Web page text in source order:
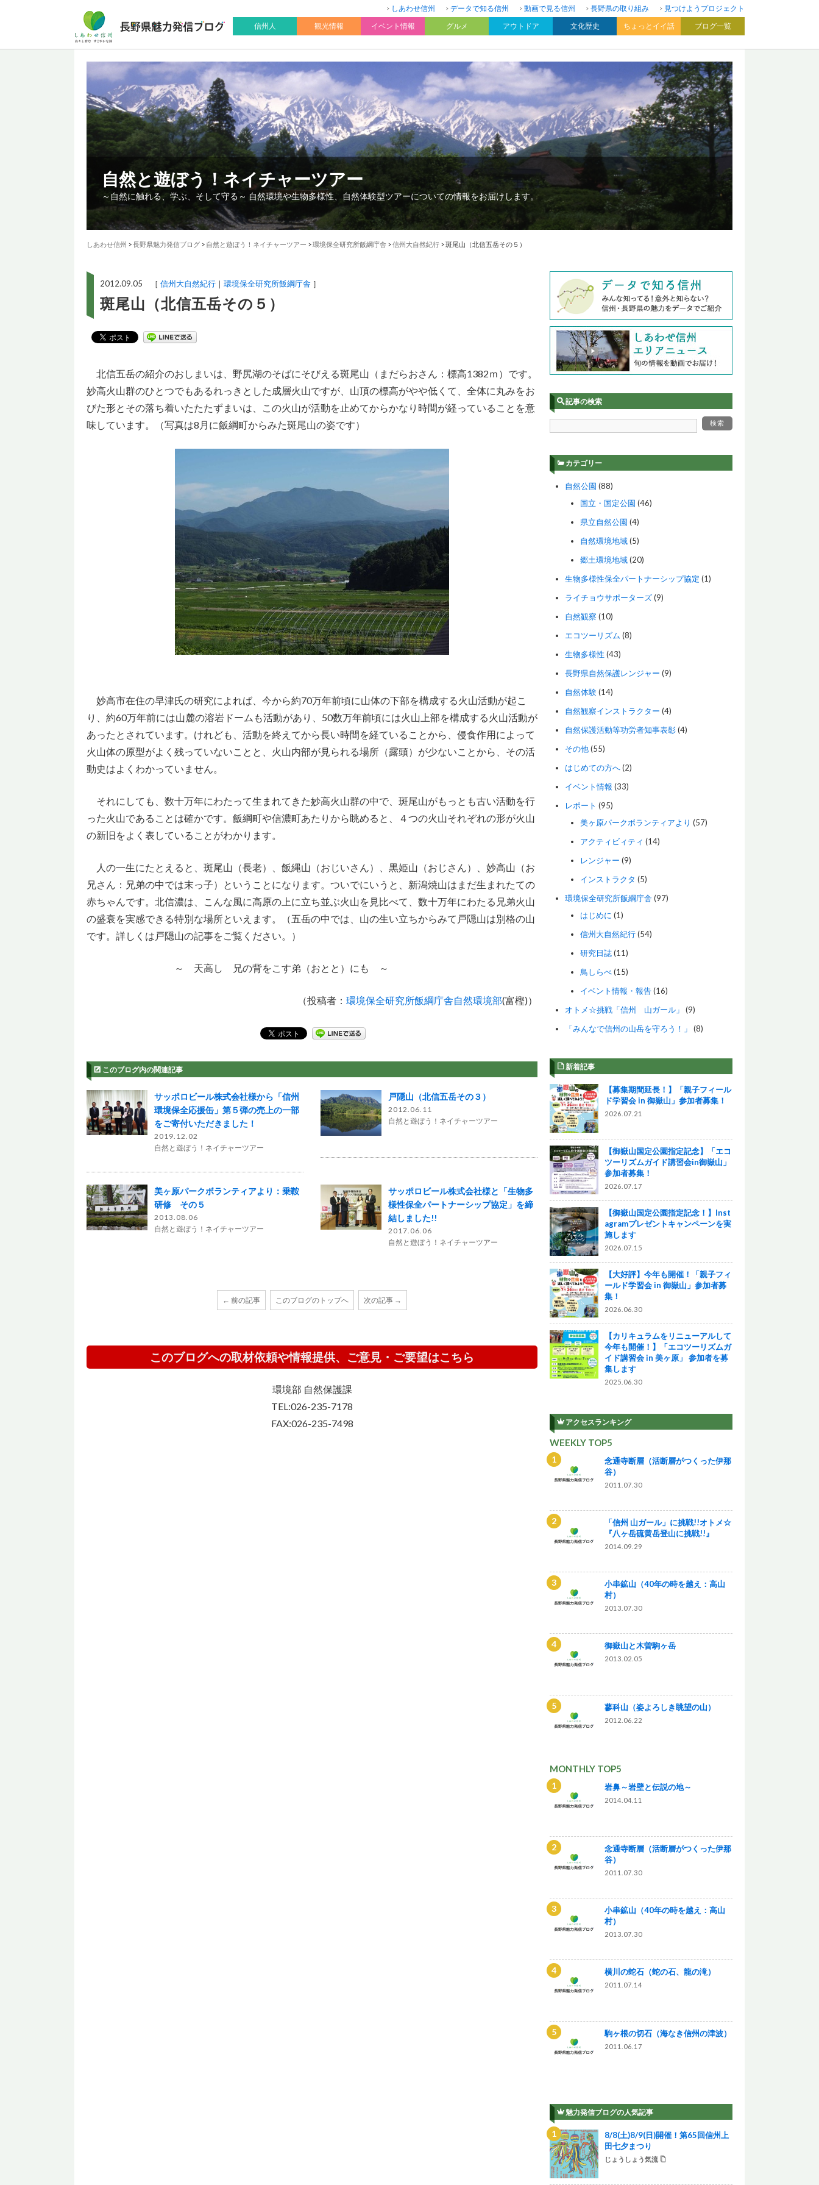
しあわせ信州 データで知る信州 動画で見る信州 長野県の取り組み
見つけようプロジェクト
信州人
観光情報 イベント情報 グルメ アウトドア 文化歴史 ちょっとイイ話 ブログ一覧
自然と遊ぼう！ネイチャーツアー
～自然に触れる、学ぶ、そして守る～ 自然環境や生物多様性、自然体験型ツアーについての情報をお届けします。
しあわせ信州 >長野県魅力発信ブログ > 自然と遊ぼう！ネイチャーツアー >環境保全研究所飯綱庁舎 >信州大自然紀行 >斑尾山（北信五岳その５）
2012.09.05 ［ 信州大自然紀行 環境保全研究所飯綱庁舎 ］
斑尾山（北信五岳その５）
北信五岳の紹介のおしまいは、野尻湖のそばにそびえる斑尾山（まだらおさん：標高1382ｍ）です。
妙高火山群のひとつでもあるれっきとした成層火山ですが、山頂の標高がやや低くて、全体に丸みをお
びた形とその落ち着いたたたずまいは、この火山が活動を止めてからかなり時間が経っていることを意
味しています。（写真は8月に飯綱町からみた斑尾山の姿です）
妙高市在住の早津氏の研究によれば、今から約70万年前頃に山体の下部を構成する火山活動が起こ
り、約60万年前には山麓の溶岩ドームも活動があり、50数万年前頃には火山上部を構成する火山活動が
あったとされています。けれども、活動を終えてから長い時間を経ていることから、侵食作用によって
火山体の原型がよく残っていないことと、火山内部が見られる場所（露頭）が少ないことから、その活
動史はよくわかっていません。
それにしても、数十万年にわたって生まれてきた妙高火山群の中で、斑尾山がもっとも古い活動を行
った火山であることは確かです。飯綱町や信濃町あたりから眺めると、４つの火山それぞれの形が火山
の新旧をよく表していることがわかります。
人の一生にたとえると、斑尾山（長老）、飯縄山（おじいさん）、黒姫山（おじさん）、妙高山（お
兄さん：兄弟の中では末っ子）ということになります。ついでにいうと、新潟焼山はまだ生まれたての
赤ちゃんです。北信濃は、こんな風に高原の上に立ち並ぶ火山を見比べて、数十万年にわたる兄弟火山
の盛衰を実感できる特別な場所といえます。（五岳の中では、山の生い立ちからみて戸隠山は別格の山
です。詳しくは戸隠山の記事をご覧ください。）
～ 天高し 兄の背をこす弟（おとと）にも ～
（投稿者： 環境保全研究所飯綱庁舎自然環境部(富樫)）
このブログ内の関連記事
サッポロビール株式会社様から「信州
環境保全応援缶」第５弾の売上の一部
をご寄付いただきました！
2019.12.02
自然と遊ぼう！ネイチャーツアー
戸隠山（北信五岳その３）
2012.06.11
自然と遊ぼう！ネイチャーツアー
美ヶ原パークボランティアより：乗鞍
研修 その５
2013.08.06
自然と遊ぼう！ネイチャーツアー
サッポロビール株式会社様と「生物多
様性保全パートナーシップ協定」を締
結しました!!
2017.06.06
自然と遊ぼう！ネイチャーツアー
← 前の記事 このブログのトップへ 次の記事 →
このブログへの取材依頼や情報提供、ご意見・ご要望はこちら
環境部 自然保護課
TEL:026-235-7178
FAX:026-235-7498
記事の検索
カテゴリー
自然公園 (88)
国立・国定公園 (46)
県立自然公園 (4)
自然環境地域(5)
郷土環境地域(20)
生物多様性保全パートナーシップ協定 (1)
ライチョウサポーターズ(9)
自然観察 (10)
エコツーリズム (8)
生物多様性 (43)
長野県自然保護レンジャー (9)
自然体験(14)
自然観察インストラクター (4)
自然保護活動等功労者知事表彰(4)
その他(55)
はじめての方へ(2)
イベント情報 (33)
レポート (95)
美ヶ原パークボランティアより (57)
アクティビィティ (14)
レンジャー (9)
インストラクタ (5)
環境保全研究所飯綱庁舎 (97)
はじめに (1)
信州大自然紀行(54)
研究日誌(11)
鳥しらべ(15)
イベント情報・報告(16)
オトメ☆挑戦「信州 山ガール」
(9)
「みんなで信州の山岳を守ろう！」
(8)
新着記事
【募集期間延長！】「親子フィール
ド学習会 in 御嶽山」参加者募集！
2026.07.21
【御嶽山国定公園指定記念】「エコ
ツーリズムガイド講習会in御嶽山」
参加者募集！
2026.07.17
【御嶽山国定公園指定記念！】Inst
agramプレゼントキャンペーンを実
施します
2026.07.15
【大好評】今年も開催！「親子フィ
ールド学習会 in 御嶽山」参加者募
集！
2026.06.30
【カリキュラムをリニューアルして
今年も開催！】「エコツーリズムガ
イド講習会 in 美ヶ原」 参加者を募
集します
2025.06.30
アクセスランキング
WEEKLY TOP5
念通寺断層（活断層がつくった伊那
谷）
2011.07.30
「信州 山ガール」に挑戦!!オトメ☆
『八ヶ岳硫黄岳登山に挑戦!!』
2014.09.29
小串鉱山（40年の時を越え：高山
村）
2013.07.30
御嶽山と木曽駒ヶ岳
2013.02.05
蓼科山（姿よろしき眺望の山）
2012.06.22
MONTHLY TOP5
岩鼻～岩壁と伝説の地～
2014.04.11
念通寺断層（活断層がつくった伊那
谷）
2011.07.30
小串鉱山（40年の時を越え：高山
村）
2013.07.30
横川の蛇石（蛇の石、龍の滝）
2011.07.14
駒ヶ根の切石（海なき信州の津波）
2011.06.17
魅力発信ブログの人気記事
8/8(土)8/9(日)開催！第65回信州上
田七夕まつり
じょうしょう気流